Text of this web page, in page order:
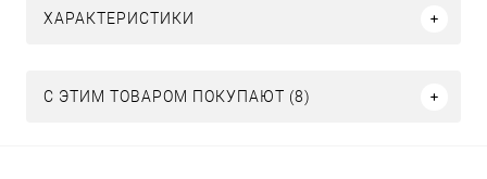
ХАРАКТЕРИСТИКИ
С ЭТИМ ТОВАРОМ ПОКУПАЮТ (8)